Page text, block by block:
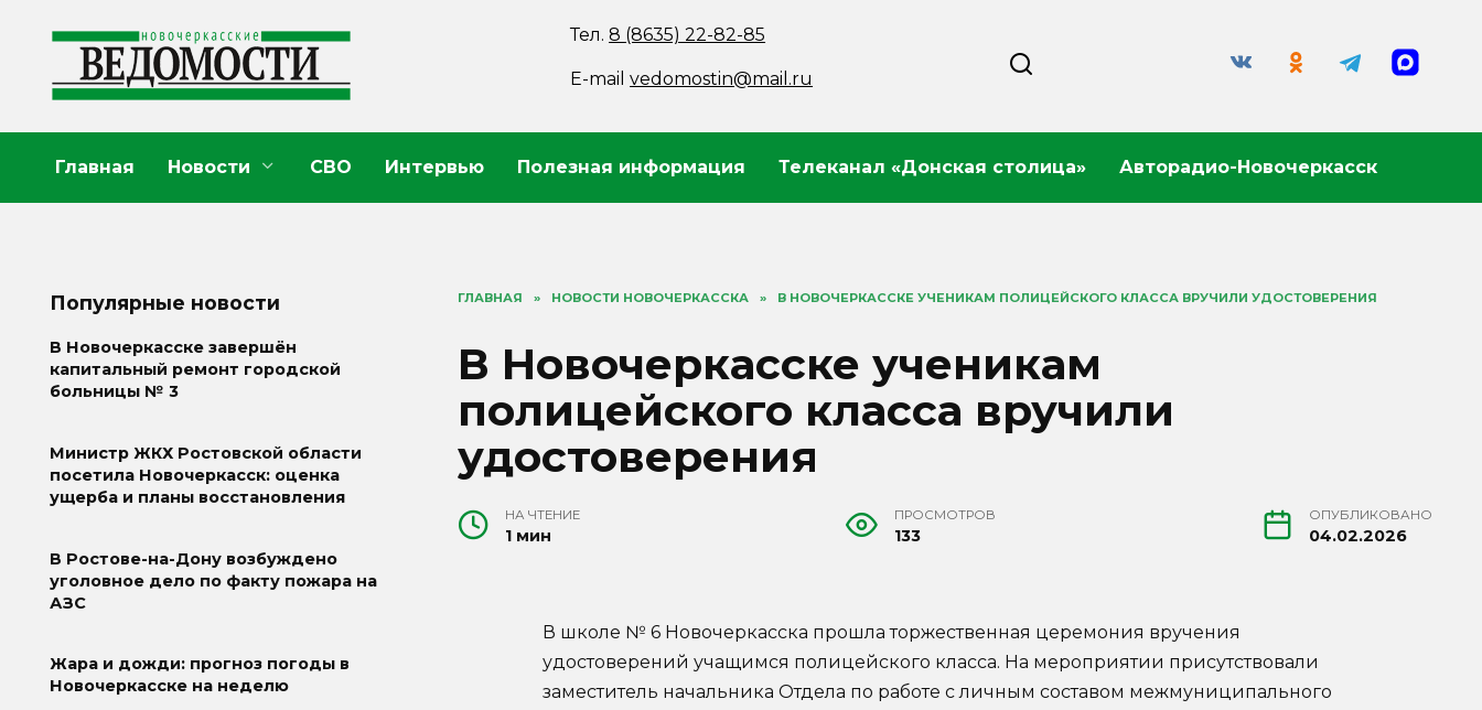
содержанию
Тел.8 (8635) 22-82-85
E-mailvedomostin@mail.ru
Главная Новости СВО Интервью Полезная информация Телеканал «Донская столица» Авторадио-Новочеркасск
ГЛАВНАЯ » НОВОСТИ НОВОЧЕРКАССКА » В НОВОЧЕРКАССКЕ УЧЕНИКАМ ПОЛИЦЕЙСКОГО КЛАССА ВРУЧИЛИ УДОСТОВЕРЕНИЯ
В Новочеркасске ученикам
полицейского класса вручили
удостоверения
НА ЧТЕНИЕ
1 мин
ПРОСМОТРОВ
133
ОПУБЛИКОВАНО
04.02.2026
В школе № 6 Новочеркасска прошла торжественная церемония вручения
удостоверений учащимся полицейского класса. На мероприятии присутствовали
заместитель начальника Отдела по работе с личным составом межмуниципального
Популярные новости
В Новочеркасске завершён
капитальный ремонт городской
больницы № 3
Министр ЖКХ Ростовской области
посетила Новочеркасск: оценка
ущерба и планы восстановления
В Ростове-на-Дону возбуждено
уголовное дело по факту пожара на
АЗС
Жара и дожди: прогноз погоды в
Новочеркасске на неделю